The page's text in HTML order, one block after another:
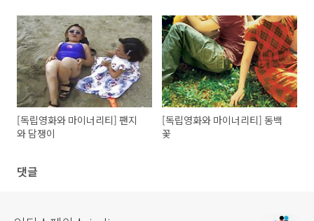
[독립영화와 마이너리티] 팬지
와 담쟁이
[독립영화와 마이너리티] 동백
꽃
댓글